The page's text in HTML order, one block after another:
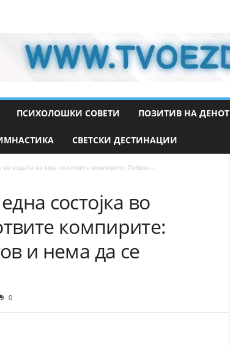
ПСИХОЛОШКИ СОВЕТИ ПОЗИТИВ НА ДЕНОТ
СВЕТСКИ ДЕСТИНАЦИИ
во водата во која ги готвите компирите: Побрзо...
состојка во
компирите:
и нема да се
0